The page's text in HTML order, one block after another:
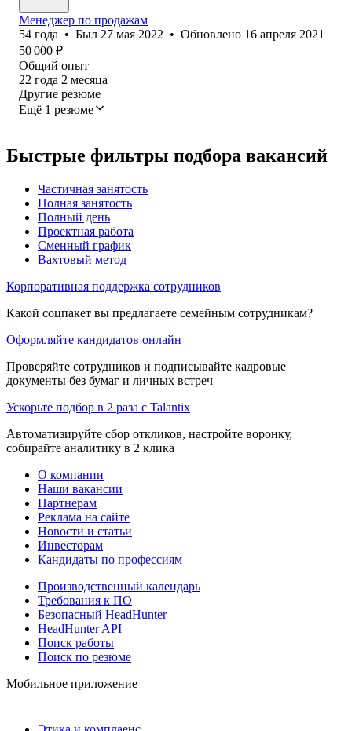
Менеджер по продажам
54 года • Был 27 мая 2022 • Обновлено 16 апреля 2021
50 000 ₽
Общий опыт
22 года 2 месяца
Другие резюме
Ещё 1 резюме
Быстрые фильтры подбора вакансий
Частичная занятость
Полная занятость
Полный день
Проектная работа
Сменный график
Вахтовый метод
Корпоративная поддержка сотрудников
Какой соцпакет вы предлагаете семейным сотрудникам?
Оформляйте кандидатов онлайн
Проверяйте сотрудников и подписывайте кадровые
документы без бумаг и личных встреч
Ускорьте подбор в 2 раза с Talantix
Автоматизируйте сбор откликов, настройте воронку,
собирайте аналитику в 2 клика
О компании
Наши вакансии
Партнерам
Реклама на сайте
Новости и статьи
Инвесторам
Кандидаты по профессиям
Производственный календарь
Требования к ПО
Безопасный HeadHunter
HeadHunter API
Поиск работы
Поиск по резюме
Мобильное приложение